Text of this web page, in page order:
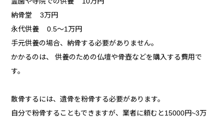
納骨堂 3万円
永代供養 0.5～1万円
手元供養の場合、納骨する必要がありません。
かかるのは、 供養のための仏壇や骨壺などを購入する費用で
す。
散骨するには、遺骨を粉骨する必要があります。
自分で粉骨することもできますが、業者に頼むと15000円~3万